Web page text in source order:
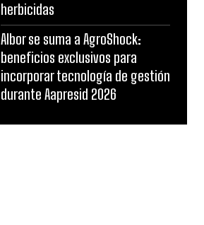
herbicidas
Albor se suma a AgroShock:
beneficios exclusivos para
incorporar tecnología de gestión
durante Aapresid 2026